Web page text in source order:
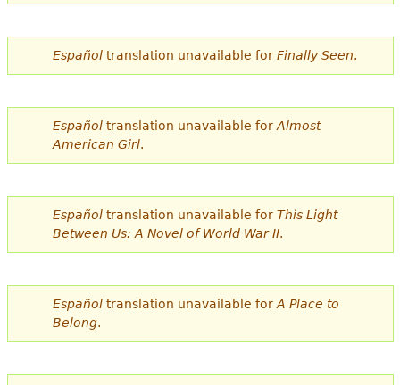
Más recursos
e
s
t
á
q
u
Españoltranslation unavailable for Finally Seen.
Españoltranslation unavailable for Almost
American Girl.
Españoltranslation unavailable for This Light
Between Us: A Novel of World War II.
Españoltranslation unavailable for A Place to
Belong.